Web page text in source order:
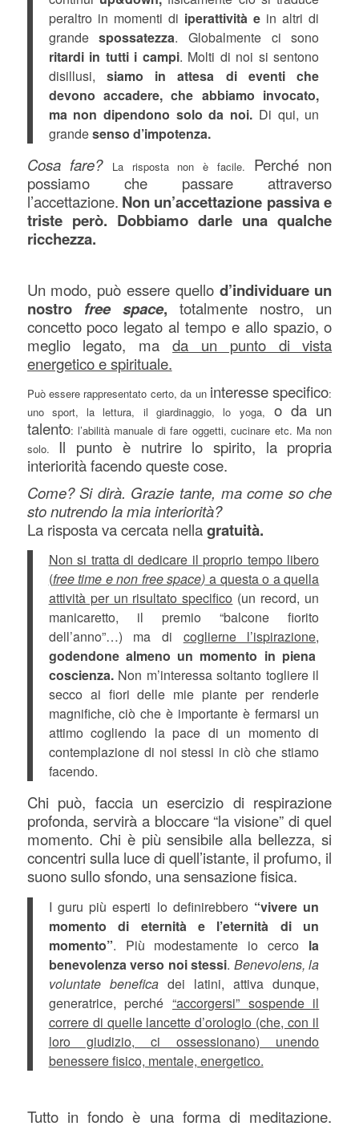
peraltro in momenti di iperattività e in altri di
grandespossatezza. Globalmente ci sono
ritardi in tutti i campi. Molti di noi si sentono
disillusi, siamo in attesa di eventi che
devono accadere, che abbiamo invocato,
ma non dipendono solo da noi. Di qui, un
grandesenso d’impotenza.
Cosa fare? La risposta non è facile. Perché non
possiamo che passare attraverso
l’accettazione. Non un’accettazione passiva e
triste però. Dobbiamo darle una qualche
ricchezza.
Un modo, può essere quello d’individuare un
nostro free space, totalmente nostro, un
concetto poco legato al tempo e allo spazio, o
meglio legato, mada un punto di vista
energetico e spirituale.
Può essere rappresentato certo, da un interesse specifico:
uno sport, la lettura, il giardinaggio, lo yoga,
o da un
talento: l’abilità manuale di fare oggetti, cucinare etc. Ma non
solo. Il punto è nutrire lo spirito, la propria
interiorità facendo queste cose.
Come? Si dirà. Grazie tante, ma come so che
sto nutrendo la mia interiorità?
La risposta va cercata nellagratuità.
Non si tratta di dedicare il proprio tempo libero
(free time e non free space) a questa o a quella
attività per un risultato specifico (un record, un
manicaretto, il premio “balcone fiorito
dell’anno”…) ma di coglierne l’ispirazione,
godendone almeno un momento in piena
coscienza.Non m’interessa soltanto togliere il
secco ai fiori delle mie piante per renderle
magnifiche, ciò che è importante è fermarsi un
attimo cogliendo la pace di un momento di
contemplazione di noi stessi in ciò che stiamo
facendo.
Chi può, faccia un esercizio di respirazione
profonda, servirà a bloccare “la visione” di quel
momento. Chi è più sensibile alla bellezza, si
concentri sulla luce di quell’istante, il profumo, il
suono sullo sfondo, una sensazione fisica.
I guru più esperti lo definirebbero “vivere un
momento di eternità e l’eternità di un
momento”. Più modestamente io cerco la
benevolenza verso noi stessi. Benevolens, la
voluntate beneficadei latini, attiva dunque,
generatrice, perché “accorgersi” sospende il
correre di quelle lancette d’orologio (che, con il
loro giudizio, ci ossessionano) unendo
benessere fisico, mentale, energetico.
Tutto in fondo è una forma di meditazione.